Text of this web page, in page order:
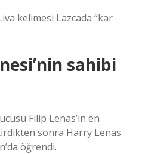
kelimesi Lazcada “kar
sahibi
Filip Lenas’ın en
sonra Harry Lenas
öğrendi.